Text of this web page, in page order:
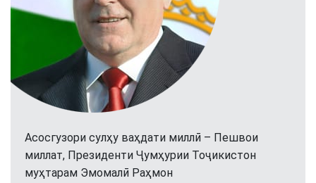
Асосгузори сулҳу ваҳдати миллӣ – Пешвои
миллат, Президенти Ҷумҳурии Тоҷикистон
муҳтарам Эмомалӣ Раҳмон